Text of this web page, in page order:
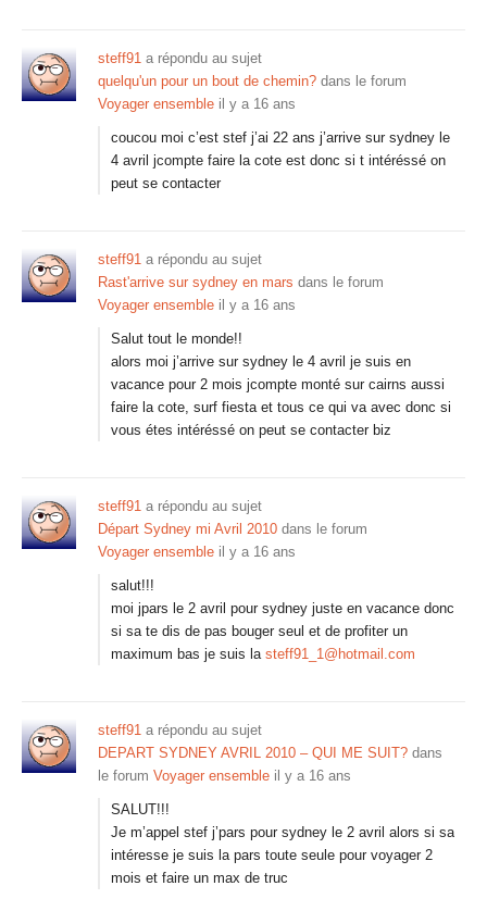
steff91 a répondu au sujet
quelqu'un pour un bout de chemin? dans le forum
Voyager ensemble il y a 16 ans
coucou moi c’est stef j’ai 22 ans j’arrive sur sydney le
4 avril jcompte faire la cote est donc si t intéréssé on
peut se contacter
steff91 a répondu au sujet
Rast'arrive sur sydney en mars dans le forum
Voyager ensemble il y a 16 ans
Salut tout le monde!!
alors moi j’arrive sur sydney le 4 avril je suis en
vacance pour 2 mois jcompte monté sur cairns aussi
faire la cote, surf fiesta et tous ce qui va avec donc si
vous étes intéréssé on peut se contacter biz
steff91 a répondu au sujet
Départ Sydney mi Avril 2010 dans le forum
Voyager ensemble il y a 16 ans
salut!!!
moi jpars le 2 avril pour sydney juste en vacance donc
si sa te dis de pas bouger seul et de profiter un
maximum bas je suis la steff91_1@hotmail.com
steff91 a répondu au sujet
DEPART SYDNEY AVRIL 2010 – QUI ME SUIT? dans
le forum Voyager ensemble il y a 16 ans
SALUT!!!
Je m’appel stef j’pars pour sydney le 2 avril alors si sa
intéresse je suis la pars toute seule pour voyager 2
mois et faire un max de truc